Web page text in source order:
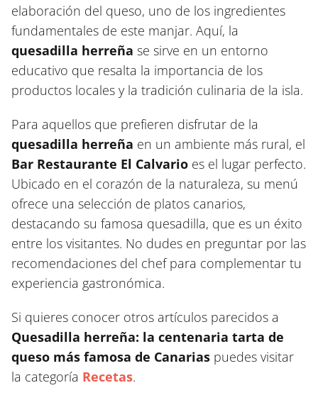
elaboración del queso, uno de los ingredientes
fundamentales de este manjar. Aquí, la
quesadilla herreña se sirve en un entorno
educativo que resalta la importancia de los
productos locales y la tradición culinaria de la isla.
Para aquellos que prefieren disfrutar de la
quesadilla herreña en un ambiente más rural, el
Bar Restaurante El Calvario es el lugar perfecto.
Ubicado en el corazón de la naturaleza, su menú
ofrece una selección de platos canarios,
destacando su famosa quesadilla, que es un éxito
entre los visitantes. No dudes en preguntar por las
recomendaciones del chef para complementar tu
experiencia gastronómica.
Si quieres conocer otros artículos parecidos a
Quesadilla herreña: la centenaria tarta de
queso más famosa de Canarias puedes visitar
la categoría Recetas.